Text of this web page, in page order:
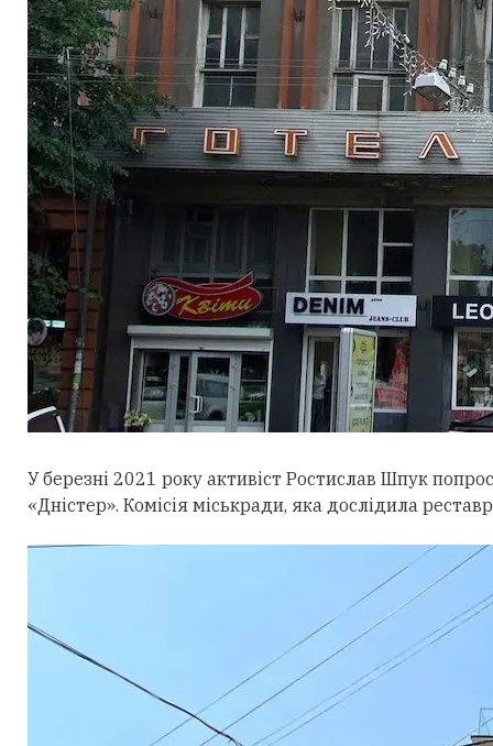
У березні 2021 року активіст Ростислав Шпук
«Дністер». Комісія міськради, яка дослідила